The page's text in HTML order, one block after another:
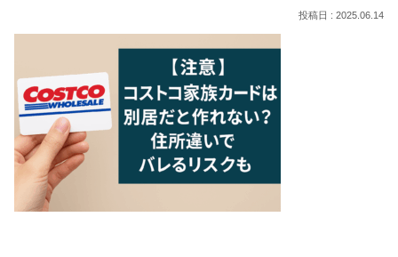
2025.06.14